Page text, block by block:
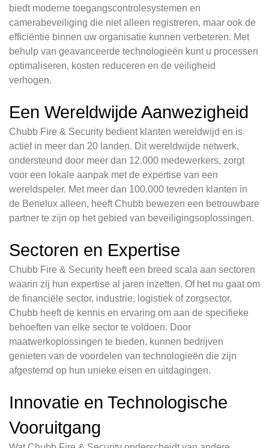
biedt moderne toegangscontrolesystemen en
camerabeveiliging die niet alleen registreren, maar ook de
efficiëntie binnen uw organisatie kunnen verbeteren. Met
behulp van geavanceerde technologieën kunt u processen
optimaliseren, kosten reduceren en de veiligheid
verhogen.
Een Wereldwijde Aanwezigheid
Chubb Fire & Security bedient klanten wereldwijd en is
actief in meer dan 20 landen. Dit wereldwijde netwerk,
ondersteund door meer dan 12.000 medewerkers, zorgt
voor een lokale aanpak met de expertise van een
wereldspeler. Met meer dan 100.000 tevreden klanten in
de Benelux alleen, heeft Chubb bewezen een betrouwbare
partner te zijn op het gebied van beveiligingsoplossingen.
Sectoren en Expertise
Chubb Fire & Security heeft een breed scala aan sectoren
waarin zij hun expertise al jaren inzetten. Of het nu gaat om
de financiële sector, industrie, logistiek of zorgsector,
Chubb heeft de kennis en ervaring om aan de specifieke
behoeften van elke sector te voldoen. Door
maatwerkoplossingen te bieden, kunnen bedrijven
genieten van de voordelen van technologieën die zijn
afgestemd op hun unieke eisen en uitdagingen.
Innovatie en Technologische
Vooruitgang